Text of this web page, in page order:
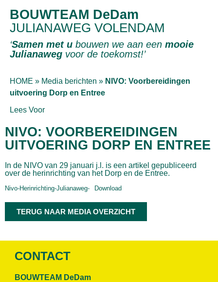
BOUWTEAM DeDam
JULIANAWEG VOLENDAM
‘Samen met u bouwen we aan een mooie
Julianaweg voor de toekomst!’
HOME » Media berichten » NIVO: Voorbereidingen
uitvoering Dorp en Entree
Lees Voor
NIVO: VOORBEREIDINGEN
UITVOERING DORP EN ENTREE
In de NIVO van 29 januari j.l. is een artikel gepubliceerd
over de herinrichting van het Dorp en de Entree.
Nivo-Herinrichting-Julianaweg- Download
TERUG NAAR MEDIA OVERZICHT
CONTACT
BOUWTEAM DeDam